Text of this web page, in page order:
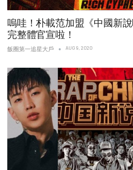
嗚哇！朴載范加盟《中國新
完整體官宣啦！
飯圈第一追星大戶 AUG 9, 2020